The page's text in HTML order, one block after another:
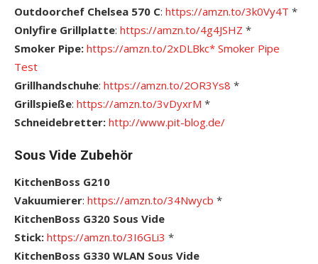
Outdoorchef Chelsea 570 C: https://amzn.to/3k0Vy4T *
Onlyfire Grillplatte: https://amzn.to/4g4JSHZ *
Smoker Pipe: https://amzn.to/2xDLBkc* Smoker Pipe
Test
Grillhandschuhe: https://amzn.to/2OR3Ys8 *
Grillspieße: https://amzn.to/3vDyxrM *
Schneidebretter: http://www.pit-blog.de/
Sous Vide Zubehör
KitchenBoss G210
Vakuumierer: https://amzn.to/34Nwycb *
KitchenBoss G320 Sous Vide
Stick: https://amzn.to/3I6GLi3 *
KitchenBoss G330 WLAN Sous Vide